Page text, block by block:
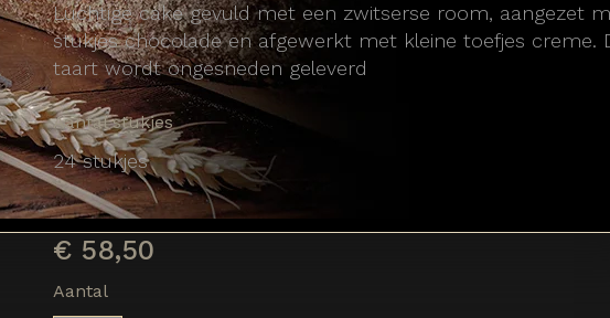
Luchtige cake gevuld met een zwitserse room, aangezet
stukjes chocolade en afgewerkt met kleine toefjes creme.
taart wordt ongesneden geleverd
Aantal stukjes
24 stukjes
€ 58,50
Aantal